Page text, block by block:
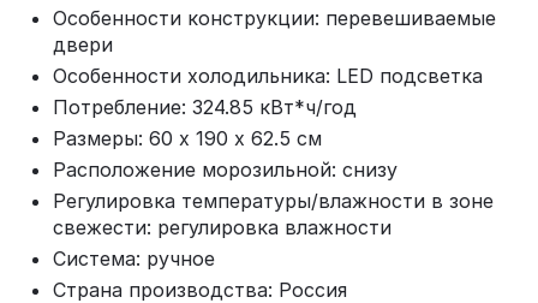
Особенности конструкции: перевешиваемые
двери
Особенности холодильника: LED подсветка
Потребление: 324.85 кВт*ч/год
Размеры: 60 х 190 х 62.5 см
Расположение морозильной: снизу
Регулировка температуры/влажности в зоне
свежести: регулировка влажности
Система: ручное
Страна производства: Россия